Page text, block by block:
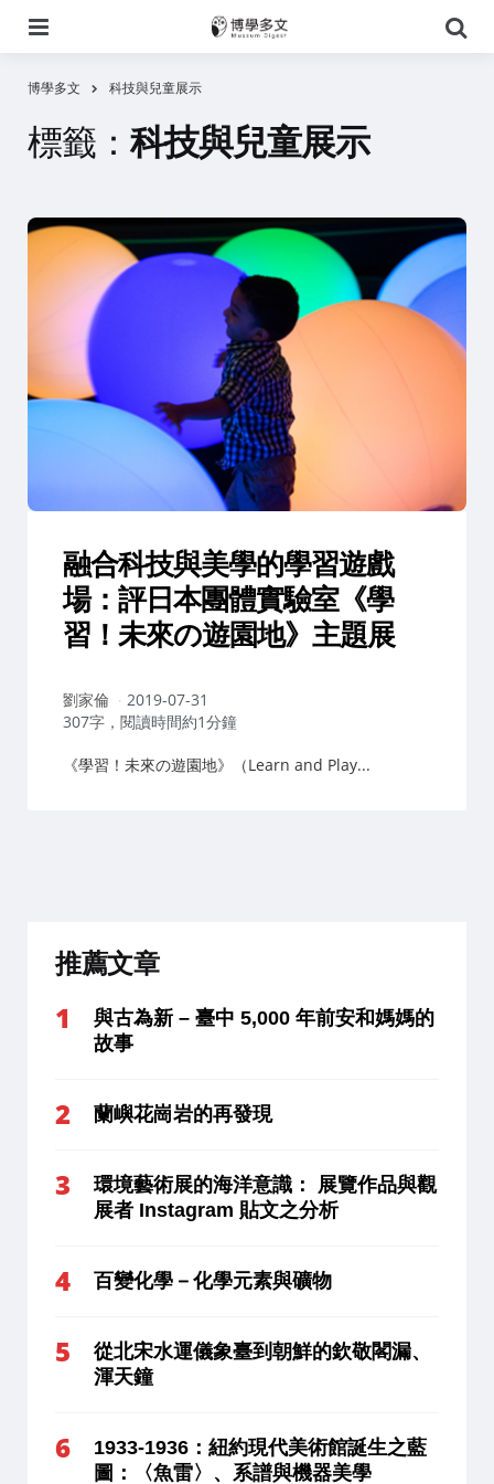
尋
博學多文 科技與兒童展示
標籤： 科技與兒童展示
融合科技與美學的學習遊戲
場：評日本團體實驗室《學
習！未來の遊園地》主題展
作
者：
劉家倫
2019-07-31
307字，閱讀時間約1分鐘
《學習！未來の遊園地》（Learn and Play...
推薦文章
與古為新 – 臺中 5,000 年前安和媽媽的
故事
蘭嶼花崗岩的再發現
環境藝術展的海洋意識： 展覽作品與觀
展者 Instagram 貼文之分析
百變化學－化學元素與礦物
從北宋水運儀象臺到朝鮮的欽敬閣漏、
渾天鐘
1933-1936：紐約現代美術館誕生之藍
圖：〈魚雷〉、系譜與機器美學